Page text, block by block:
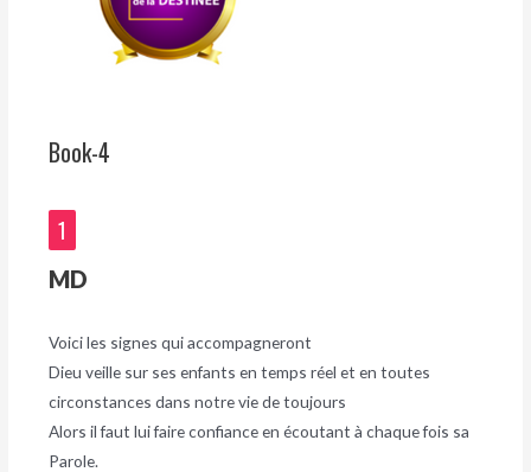
Book-4
1
MD
Voici les signes qui accompagneront
Dieu veille sur ses enfants en temps réel et en toutes
circonstances dans notre vie de toujours
Alors il faut lui faire confiance en écoutant à chaque fois sa
Parole.